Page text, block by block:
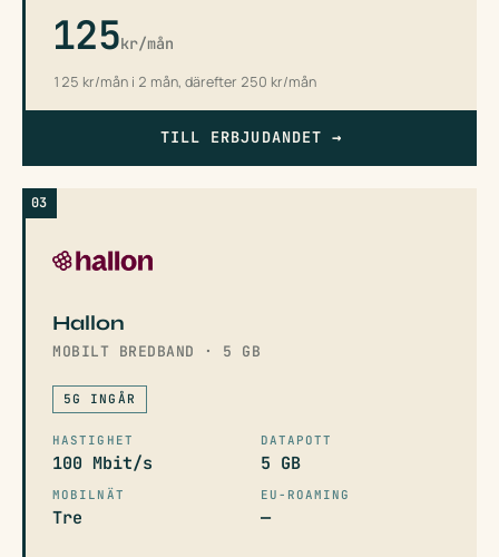
125kr/mån
125 kr/mån i 2 mån, därefter 250 kr/mån
TILL ERBJUDANDET→
03
Hallon
MOBILT BREDBAND · 5 GB
5G INGÅR
HASTIGHET
100 Mbit/s
DATAPOTT
5 GB
MOBILNÄT
Tre
EU-ROAMING
—